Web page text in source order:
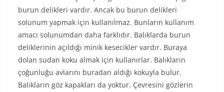
burun delikleri vardır. Ancak bu burun delikleri
solunum yapmak için kullanılmaz. Bunların kullanım
amacı solunumdan daha farklıdır. Balıklarda burun
deliklerinin açıldığı minik kesecikler vardır. Buraya
dolan sudan koku almak için kullanırlar. Balıkların
çoğunluğu avlarını buradan aldığı kokuyla bulur.
Balıkların göz kapakları da yoktur. Çevresini gözlerin